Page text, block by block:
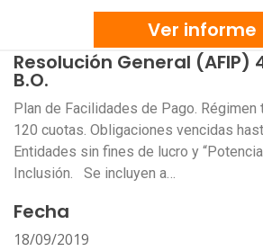
Ver informe
Resolución General (AFIP)
B.O.
Plan de Facilidades de Pago.
120 cuotas. Obligaciones vencidas
Entidades sin fines de lucro y
Inclusión. Se incluyen a…
Fecha
18/09/2019